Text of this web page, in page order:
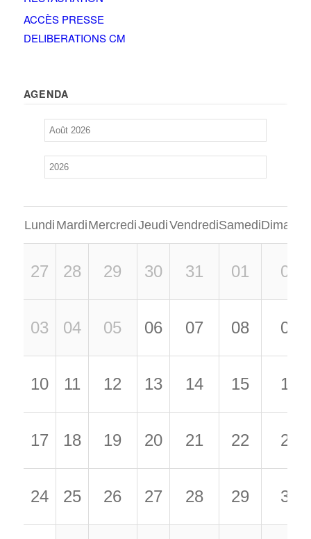
ACCÈS PRESSE
DELIBERATIONS CM
AGENDA
Lundi MardiMercrediJeudiVendrediSamedi
27 28 29 30 31 01 02
03 04 05 06 07 08 09
10 11 12 13 14 15 16
17 18 19 20 21 22 23
24 25 26 27 28 29 30